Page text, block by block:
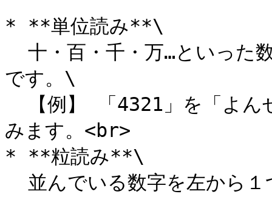
* **単位読み**\
です。\
みます。<br>
* **粒読み**\